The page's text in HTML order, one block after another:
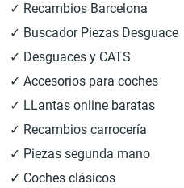
✓ Recambios Barcelona
✓ Buscador Piezas Desguace
✓ Desguaces y CATS
✓ Accesorios para coches
✓ LLantas online baratas
✓ Recambios carrocería
✓ Piezas segunda mano
✓ Coches clásicos